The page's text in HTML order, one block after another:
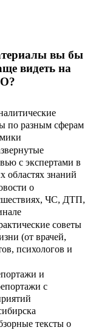
вы бы
видеть на
по разным сферам
с экспертами в
областях знаний
о
ЧС, ДТП,
советы
(от врачей,
психологов и
и
с
тексты о